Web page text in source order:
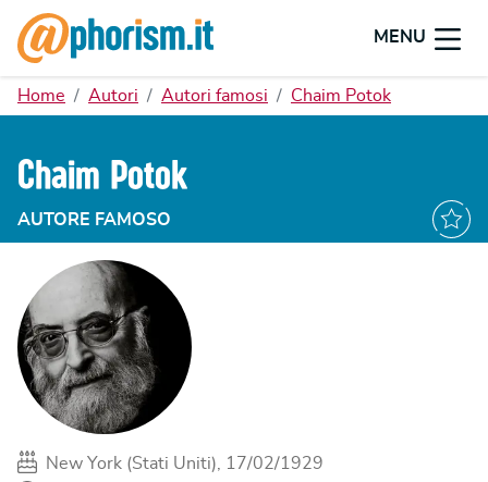
MENU
Home Autori Autori famosi Chaim Potok
Chaim Potok
AUTORE FAMOSO
New York (Stati Uniti), 17/02/1929